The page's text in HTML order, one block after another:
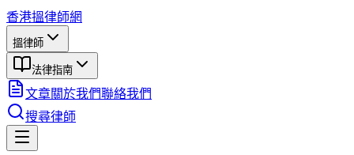
香港搵律師網
搵律師
法律指南
文章關於我們聯絡我們
搜尋律師